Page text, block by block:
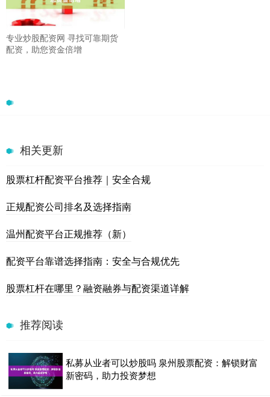
专业炒股配资网 寻找可靠期货
配资，助您资金倍增
相关更新
股票杠杆配资平台推荐｜安全合规
正规配资公司排名及选择指南
温州配资平台正规推荐（新）
配资平台靠谱选择指南：安全与合规优先
股票杠杆在哪里？融资融券与配资渠道详解
推荐阅读
私募从业者可以炒股吗 泉州股票配资：解锁财富
新密码，助力投资梦想